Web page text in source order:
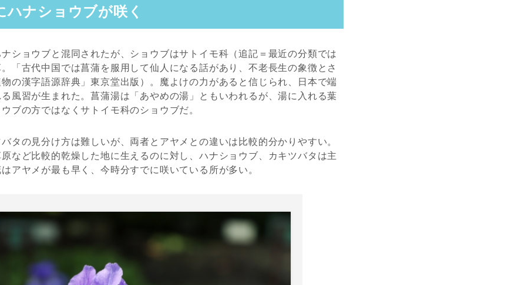
ハナショウブが咲く
ショウブと混同されたが、ショウブはサトイモ科（追記＝最近の分類では
「古代中国では菖蒲を服用して仙人になる話があり、不老長生の象徴とさ
の漢字語源辞典」東京堂出版）。魔よけの力があると信じられ、日本で端
風習が生まれた。菖蒲湯は「あやめの湯」ともいわれるが、湯に入れる葉
ブの方ではなくサトイモ科のショウブだ。
タの見分け方は難しいが、両者とアヤメとの違いは比較的分かりやすい。
など比較的乾燥した地に生えるのに対し、ハナショウブ、カキツバタは主
アヤメが最も早く、今時分すでに咲いている所が多い。